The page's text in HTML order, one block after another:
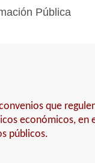
Pública
que
económicos, en
públicos.